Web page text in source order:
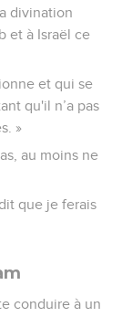
divination
et à Israël ce
et qui se
qu'il n’a pas
»
au moins ne
que je ferais
conduire à un